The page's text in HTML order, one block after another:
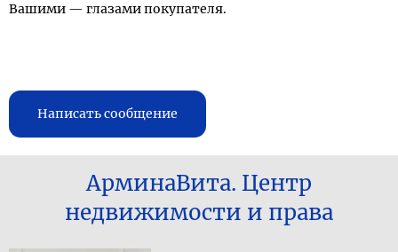
Вашими — глазами покупателя.
Написать сообщение
АрминаВита. Центр
недвижимости и права